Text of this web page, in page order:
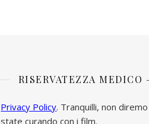
RISERVATEZZA MEDICO
Privacy Policy. Tranquilli, non
state curando con i film.